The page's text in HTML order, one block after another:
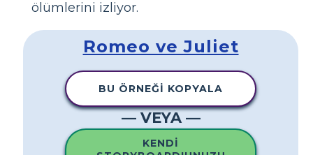
ölümlerini izliyor.
Romeo ve Juliet
BU ÖRNEĞI KOPYALA
— VEYA —
KENDI